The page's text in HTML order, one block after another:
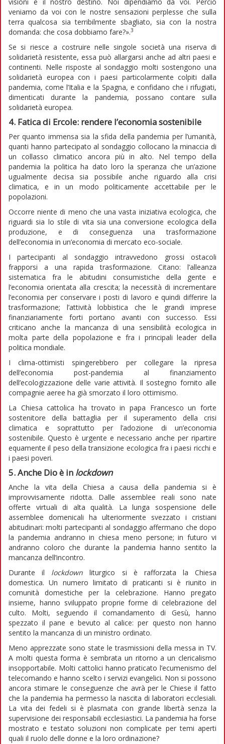
visioni e il nostro destino. Noi dipendiamo da voi. Perciò
veniamo da voi con le nostre sensazioni perplesse che sulla
terra qualcosa sia terribilmente sbagliato, sia con la nostra
domanda: che cosa dobbiamo fare?».3
Se si riesce a costruire nelle singole società una riserva di
solidarietà resistente, essa può allargarsi anche ad altri paesi e
continenti. Nelle risposte al sondaggio molti sostengono una
solidarietà europea con i paesi particolarmente colpiti dalla
pandemia, come l’Italia e la Spagna, e confidano che i rifugiati,
dimenticati durante la pandemia, possano contare sulla
solidarietà europea.
4. Fatica di Ercole: rendere l’economia sostenibile
Per quanto immensa sia la sfida della pandemia per l’umanità,
quanti hanno partecipato al sondaggio collocano la minaccia di
un collasso climatico ancora più in alto. Nel tempo della
pandemia la politica ha dato loro la speranza che un’azione
ugualmente decisa sia possibile anche riguardo alla crisi
climatica, e in un modo politicamente accettabile per le
popolazioni.
Occorre niente di meno che una vasta iniziativa ecologica, che
riguardi sia lo stile di vita sia una conversione ecologica della
produzione, e di conseguenza una trasformazione
dell’economia in un’economia di mercato eco-sociale.
I partecipanti al sondaggio intravvedono grossi ostacoli
frapporsi a una rapida trasformazione. Citano: l’alleanza
sistematica fra le abitudini consumistiche della gente e
l’economia orientata alla crescita; la necessità di incrementare
l’economia per conservare i posti di lavoro e quindi differire la
trasformazione; l’attività lobbistica che le grandi imprese
finanziariamente forti portano avanti con successo. Essi
criticano anche la mancanza di una sensibilità ecologica in
molta parte della popolazione e fra i principali leader della
politica mondiale.
I clima-ottimisti spingerebbero per collegare la ripresa
dell’economia post-pandemia al finanziamento
dell’ecologizzazione delle varie attività. Il sostegno fornito alle
compagnie aeree ha già smorzato il loro ottimismo.
La Chiesa cattolica ha trovato in papa Francesco un forte
sostenitore della battaglia per il superamento della crisi
climatica e soprattutto per l’adozione di un’economia
sostenibile. Questo è urgente e necessario anche per ripartire
equamente il peso della transizione ecologica fra i paesi ricchi e
i paesi poveri.
5. Anche Dio è in lockdown
Anche la vita della Chiesa a causa della pandemia si è
improvvisamente ridotta. Dalle assemblee reali sono nate
offerte virtuali di alta qualità. La lunga sospensione delle
assemblee domenicali ha ulteriormente svezzato i cristiani
abitudinari: molti partecipanti al sondaggio affermano che dopo
la pandemia andranno in chiesa meno persone; in futuro vi
andranno coloro che durante la pandemia hanno sentito la
mancanza dell’incontro.
Durante il lockdown liturgico si è rafforzata la Chiesa
domestica. Un numero limitato di praticanti si è riunito in
comunità domestiche per la celebrazione. Hanno pregato
insieme, hanno sviluppato proprie forme di celebrazione del
culto. Molti, seguendo il comandamento di Gesù, hanno
spezzato il pane e bevuto al calice: per questo non hanno
sentito la mancanza di un ministro ordinato.
Meno apprezzate sono state le trasmissioni della messa in TV.
A molti questa forma è sembrata un ritorno a un clericalismo
insopportabile. Molti cattolici hanno praticato l’ecumenismo del
telecomando e hanno scelto i servizi evangelici. Non si possono
ancora stimare le conseguenze che avrà per le Chiese il fatto
che la pandemia ha permesso la nascita di laboratori ecclesiali.
La vita dei fedeli si è plasmata con grande libertà senza la
supervisione dei responsabili ecclesiastici. La pandemia ha forse
mostrato e testato soluzioni non complicate per temi aperti
quali il ruolo delle donne e la loro ordinazione?